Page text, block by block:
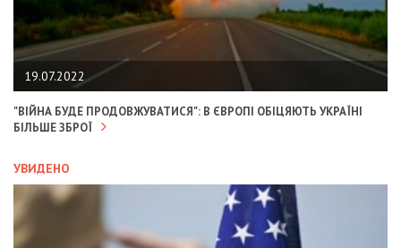
19.07.2022
"ВІЙНА БУДЕ ПРОДОВЖУВАТИСЯ": В ЄВРОПІ ОБІЦЯЮТЬ УКРАЇНІ
БІЛЬШЕ ЗБРОЇ
УВИДЕНО